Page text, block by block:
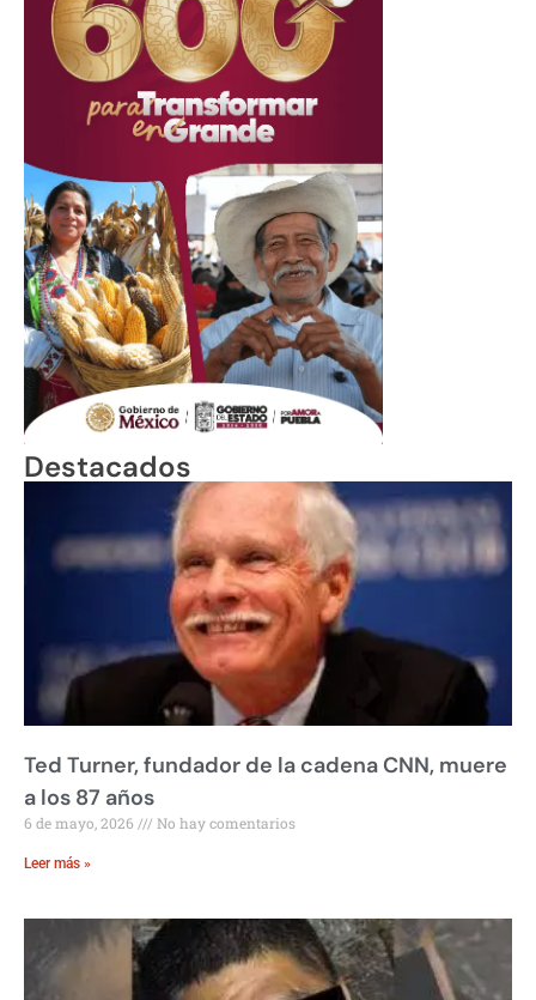
Destacados
Ted Turner, fundador de la cadena CNN, muere
a los 87 años
6 de mayo, 2026 No hay comentarios
Leer más »